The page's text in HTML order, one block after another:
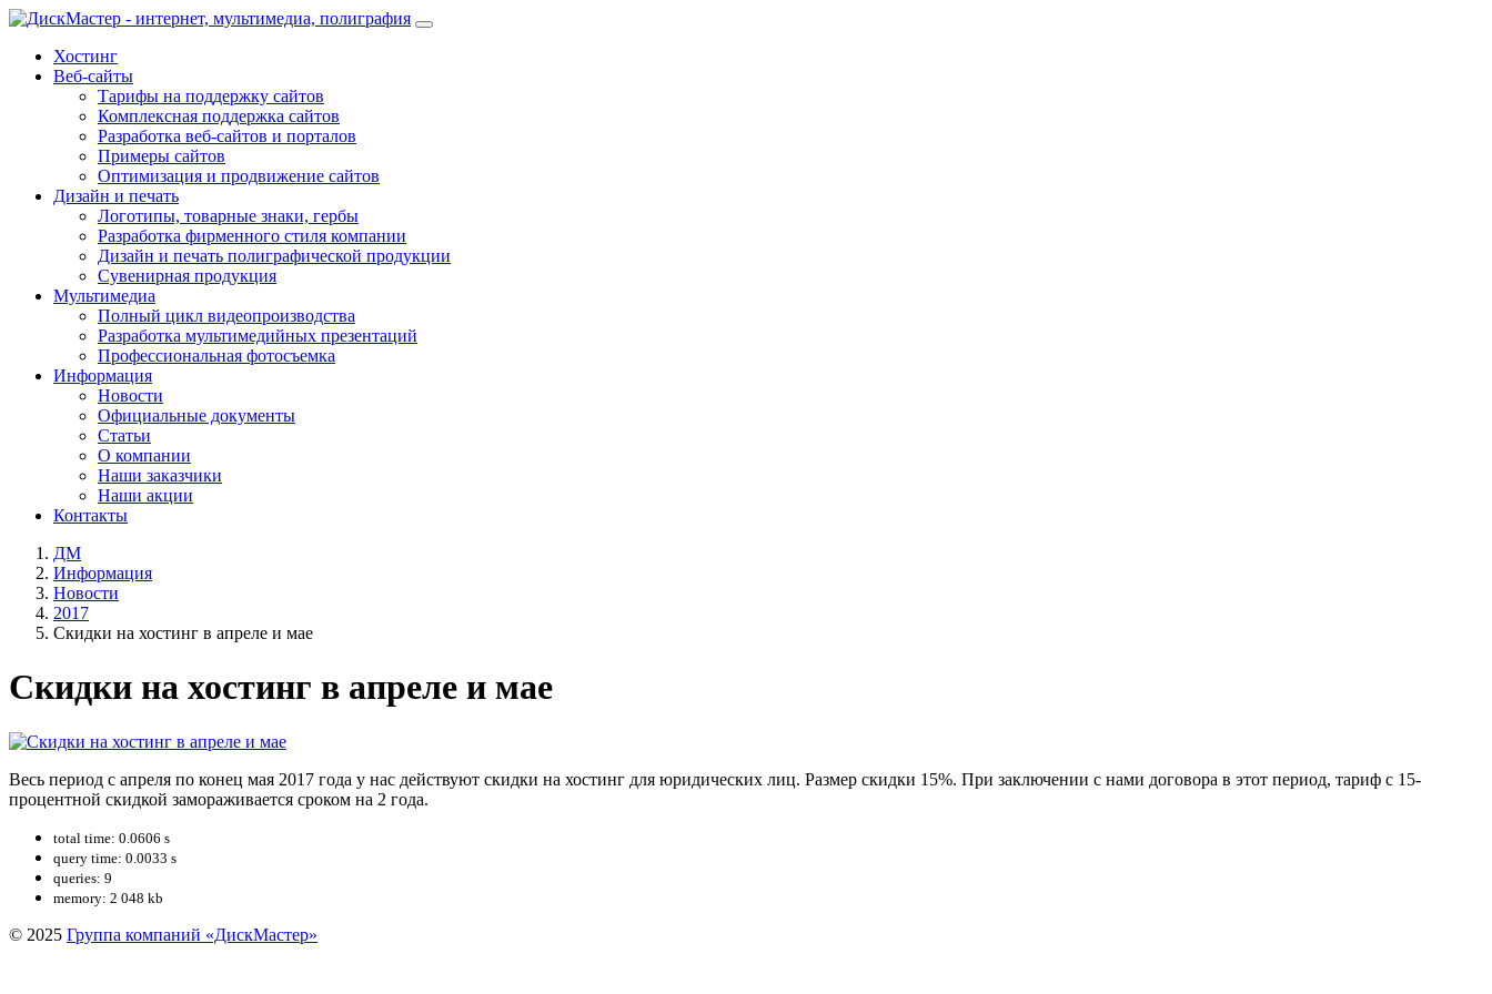
Хостинг
Веб-сайты
Тарифы на поддержку сайтов
Комплексная поддержка сайтов
Разработка веб-сайтов и порталов
Примеры сайтов
Оптимизация и продвижение сайтов
Дизайн и печать
Логотипы, товарные знаки, гербы
Разработка фирменного стиля компании
Дизайн и печать полиграфической продукции
Сувенирная продукция
Мультимедиа
Полный цикл видеопроизводства
Разработка мультимедийных презентаций
Профессиональная фотосъемка
Информация
Новости
Официальные документы
Статьи
О компании
Наши заказчики
Наши акции
Контакты
ДМ
Информация
Новости
2017
Скидки на хостинг в апреле и мае
Скидки на хостинг в апреле и мае
Весь период с апреля по конец мая 2017 года у нас действуют скидки на хостинг для юридических лиц. Размер скидки 15%. При заключении с нами договора в этот период, тариф с 15-
процентной скидкой замораживается сроком на 2 года.
total time: 0.0606 s
query time: 0.0033 s
queries: 9
memory: 2 048 kb
© 2025 Группа компаний «ДискМастер»